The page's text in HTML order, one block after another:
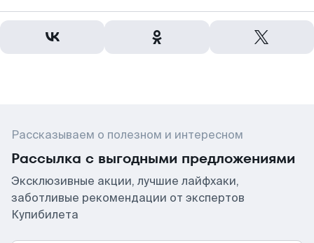
Рассказываем о полезном и интересном
Рассылка с выгодными предложениями
Эксклюзивные акции, лучшие лайфхаки,
заботливые рекомендации от экспертов
Купибилета